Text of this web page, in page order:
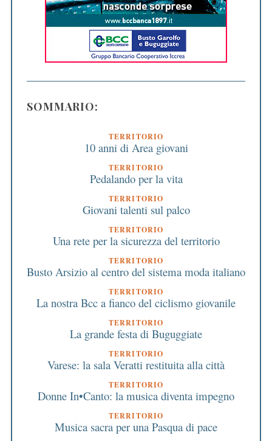
SOMMARIO:
TERRITORIO
10 anni di Area giovani
TERRITORIO
Pedalando per la vita
TERRITORIO
Giovani talenti sul palco
TERRITORIO
Una rete per la sicurezza del territorio
TERRITORIO
Busto Arsizio al centro del sistema moda italiano
TERRITORIO
La nostra Bcc a fianco del ciclismo giovanile
TERRITORIO
La grande festa di Buguggiate
TERRITORIO
Varese: la sala Veratti restituita alla città
TERRITORIO
Donne In•Canto: la musica diventa impegno
TERRITORIO
Musica sacra per una Pasqua di pace